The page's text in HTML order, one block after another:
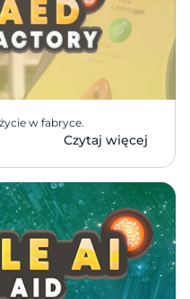
w fabryce.
Czytaj więcej